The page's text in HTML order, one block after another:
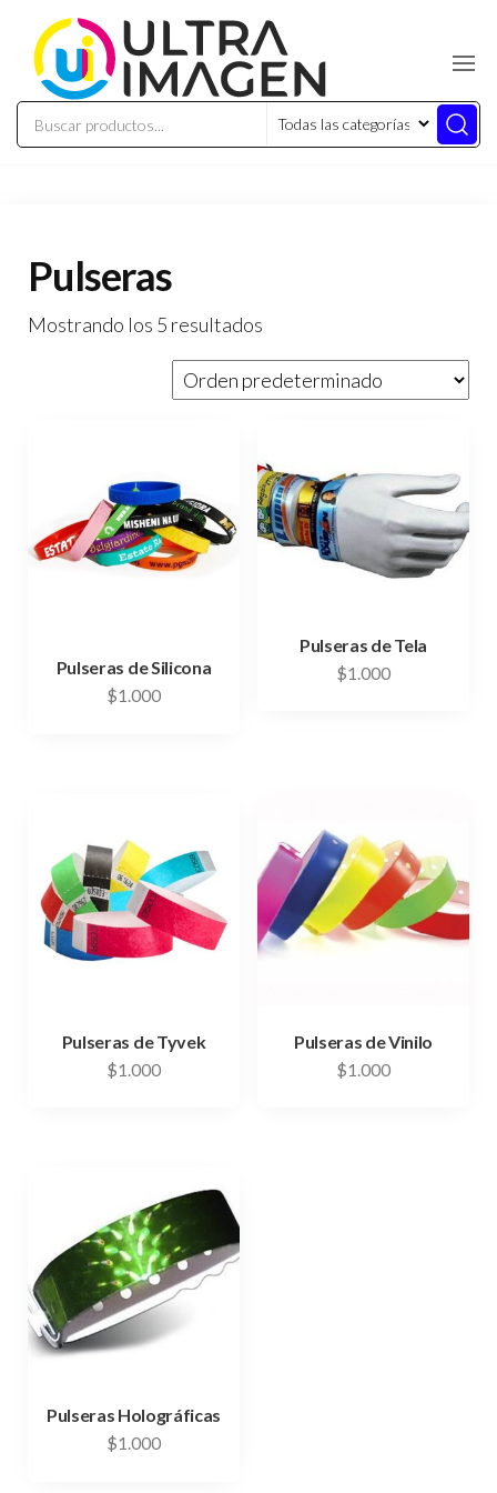
Pulseras
Mostrando los 5 resultados
Pulseras de Silicona
$1.000
Pulseras de Tela
$1.000
Pulseras de Tyvek
$1.000
Pulseras de Vinilo
$1.000
Pulseras Holográficas
$1.000